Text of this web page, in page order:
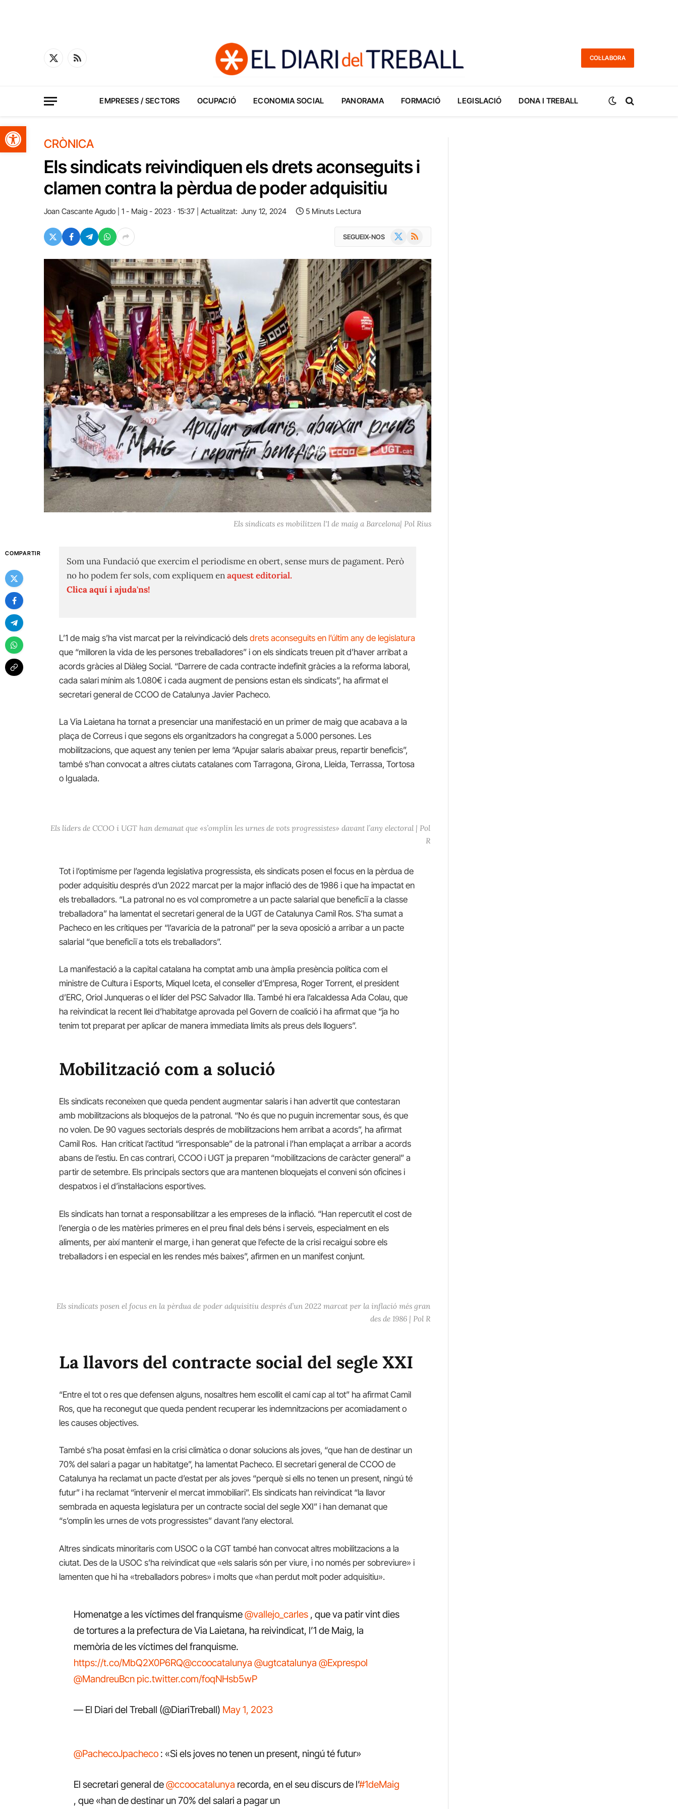
Obre la barra d'eines
X
RSS
COL·LABORA
EMPRESES / SECTORS OCUPACIÓ ECONOMIA SOCIAL PANORAMA FORMACIÓ LEGISLACIÓ DONA I TREBALL
CRÒNICA
Els sindicats reivindiquen els drets aconseguits i
clamen contra la pèrdua de poder adquisitiu
Joan Cascante Agudo 1 - Maig - 2023 · 15:37 Actualitzat: Juny 12, 2024 5 Minuts Lectura
SEGUEIX-NOS RSS
Els sindicats es mobilitzen l'1 de maig a Barcelona| Pol Rius
COMPARTIR
Som una Fundació que exercim el periodisme en obert, sense murs de pagament. Però
no ho podem fer sols, com expliquem enaquest editorial.
Clica aquí i ajuda'ns!
L’1 de maig s’ha vist marcat per la reivindicació dels drets aconseguits en l’últim any de legislatura
que “milloren la vida de les persones treballadores” i on els sindicats treuen pit d’haver arribat a
acords gràcies al Diàleg Social. “Darrere de cada contracte indefinit gràcies a la reforma laboral,
cada salari mínim als 1.080€ i cada augment de pensions estan els sindicats”, ha afirmat el
secretari general de CCOO de Catalunya Javier Pacheco.
La Via Laietana ha tornat a presenciar una manifestació en un primer de maig que acabava a la
plaça de Correus i que segons els organitzadors ha congregat a 5.000 persones. Les
mobilitzacions, que aquest any tenien per lema “Apujar salaris abaixar preus, repartir beneficis”,
també s’han convocat a altres ciutats catalanes com Tarragona, Girona, Lleida, Terrassa, Tortosa
o Igualada.
Els líders de CCOO i UGT han demanat que «s’omplin les urnes de vots progressistes» davant l’any electoral | Pol
R
Tot i l’optimisme per l’agenda legislativa progressista, els sindicats posen el focus en la pèrdua de
poder adquisitiu després d’un 2022 marcat per la major inflació des de 1986 i que ha impactat en
els treballadors. “La patronal no es vol comprometre a un pacte salarial que beneficiï a la classe
treballadora” ha lamentat el secretari general de la UGT de Catalunya Camil Ros. S’ha sumat a
Pacheco en les crítiques per “l’avarícia de la patronal” per la seva oposició a arribar a un pacte
salarial “que beneficiï a tots els treballadors”.
La manifestació a la capital catalana ha comptat amb una àmplia presència política com el
ministre de Cultura i Esports, Miquel Iceta, el conseller d’Empresa, Roger Torrent, el president
d’ERC, Oriol Junqueras o el líder del PSC Salvador Illa. També hi era l’alcaldessa Ada Colau, que
ha reivindicat la recent llei d’habitatge aprovada pel Govern de coalició i ha afirmat que “ja ho
tenim tot preparat per aplicar de manera immediata límits als preus dels lloguers”.
Mobilització com a solució
Els sindicats reconeixen que queda pendent augmentar salaris i han advertit que contestaran
amb mobilitzacions als bloquejos de la patronal. “No és que no puguin incrementar sous, és que
no volen. De 90 vagues sectorials després de mobilitzacions hem arribat a acords”, ha afirmat
Camil Ros. Han criticat l’actitud “irresponsable” de la patronal i l’han emplaçat a arribar a acords
abans de l’estiu. En cas contrari, CCOO i UGT ja preparen “mobilitzacions de caràcter general” a
partir de setembre. Els principals sectors que ara mantenen bloquejats el conveni són oficines i
despatxos i el d’instal·lacions esportives.
Els sindicats han tornat a responsabilitzar a les empreses de la inflació. “Han repercutit el cost de
l’energia o de les matèries primeres en el preu final dels béns i serveis, especialment en els
aliments, per així mantenir el marge, i han generat que l’efecte de la crisi recaigui sobre els
treballadors i en especial en les rendes més baixes”, afirmen en un manifest conjunt.
Els sindicats posen el focus en la pèrdua de poder adquisitiu després d’un 2022 marcat per la inflació més gran
des de 1986 | Pol R
La llavors del contracte social del segle XXI
“Entre el tot o res que defensen alguns, nosaltres hem escollit el camí cap al tot” ha afirmat Camil
Ros, que ha reconegut que queda pendent recuperar les indemnitzacions per acomiadament o
les causes objectives.
També s’ha posat èmfasi en la crisi climàtica o donar solucions als joves, “que han de destinar un
70% del salari a pagar un habitatge”, ha lamentat Pacheco. El secretari general de CCOO de
Catalunya ha reclamat un pacte d’estat per als joves “perquè si ells no tenen un present, ningú té
futur” i ha reclamat “intervenir el mercat immobiliari”. Els sindicats han reivindicat “la llavor
sembrada en aquesta legislatura per un contracte social del segle XXI” i han demanat que
“s’omplin les urnes de vots progressistes” davant l’any electoral.
Altres sindicats minoritaris com USOC o la CGT també han convocat altres mobilitzacions a la
ciutat. Des de la USOC s’ha reivindicat que «els salaris són per viure, i no només per sobreviure» i
lamenten que hi ha «treballadors pobres» i molts que «han perdut molt poder adquisitiu».
Homenatge a les víctimes del franquisme@vallejo_carles, que va patir vint dies
de tortures a la prefectura de Via Laietana, ha reivindicat, l’1 de Maig, la
memòria de les víctimes del franquisme.
https://t.co/MbQ2X0P6RQ@ccoocatalunya @ugtcatalunya @Exprespol
@MandreuBcn pic.twitter.com/foqNHsb5wP
— El Diari del Treball (@DiariTreball) May 1, 2023
@PachecoJpacheco: «Si els joves no tenen un present, ningú té futur»
El secretari general de@ccoocatalunya recorda, en el seu discurs de l’#1deMaig
, que «han de destinar un 70% del salari a pagar un